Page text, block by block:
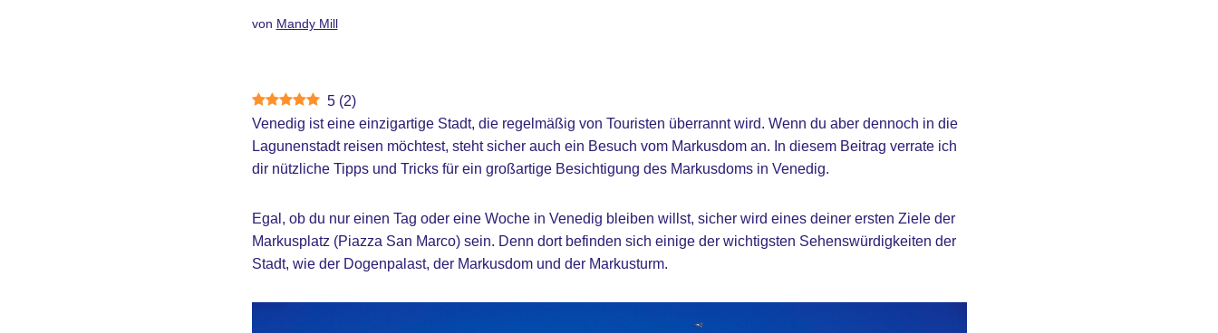
von Mandy Mill
5 (2)
Venedig ist eine einzigartige Stadt, die regelmäßig von Touristen überrannt wird. Wenn du aber dennoch in die
Lagunenstadt reisen möchtest, steht sicher auch ein Besuch vom Markusdom an. In diesem Beitrag verrate ich
dir nützliche Tipps und Tricks für ein großartige Besichtigung des Markusdoms in Venedig.
Egal, ob du nur einen Tag oder eine Woche in Venedig bleiben willst, sicher wird eines deiner ersten Ziele der
Markusplatz (Piazza San Marco) sein. Denn dort befinden sich einige der wichtigsten Sehenswürdigkeiten der
Stadt, wie der Dogenpalast, der Markusdom und der Markusturm.